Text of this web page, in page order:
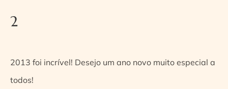
2
2013 foi incrível! Desejo um ano novo muito especial a
todos!